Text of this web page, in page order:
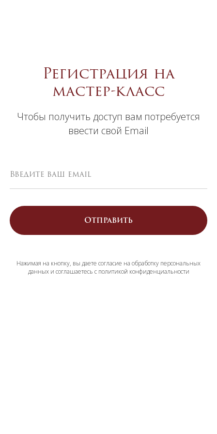
Регистрация на
мастер-класс
Чтобы получить доступ вам потребуется
ввести свой Email
Введите ваш email
Отправить
Нажимая на кнопку, вы даете согласие на обработку персональных
данных и соглашаетесь c политикой конфиденциальности